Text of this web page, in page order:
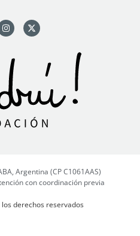
Argentina (CP C1061AAS)
con coordinación previa
derechos reservados